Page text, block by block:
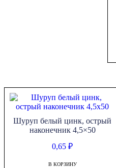
Шуруп белый цинк, острый
наконечник 4,5×50
0,65₽
В КОРЗИНУ